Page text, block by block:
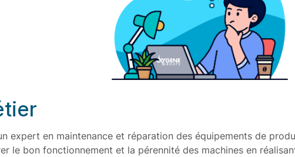
expert en maintenance et réparation des équipements de
le bon fonctionnement et la pérennité des machines en